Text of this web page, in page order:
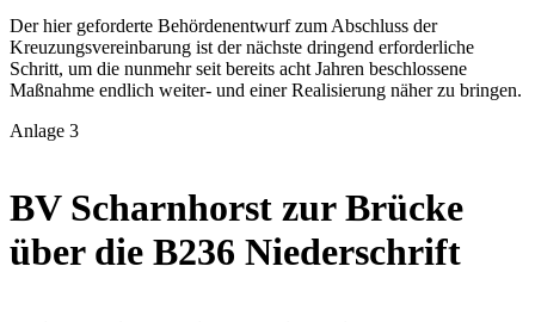
Der hier geforderte Behördenentwurf zum Abschluss der
Kreuzungsvereinbarung ist der nächste dringend erforderliche
Schritt, um die nunmehr seit bereits acht Jahren beschlossene
Maßnahme endlich weiter- und einer Realisierung näher zu bringen.
Anlage 3
BV Scharnhorst zur Brücke
über die B236 Niederschrift